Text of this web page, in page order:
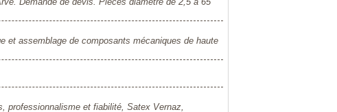
et assemblage de composants mécaniques de haute
professionnalisme et fiabilité, Satex Vernaz,